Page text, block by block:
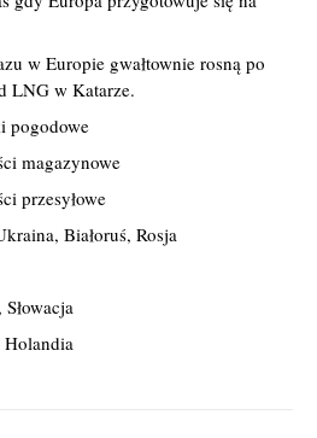
w Europie gwałtownie rosną po
LNG w Katarze.
pogodowe
magazynowe
przesyłowe
Białoruś, Rosja
Holandia